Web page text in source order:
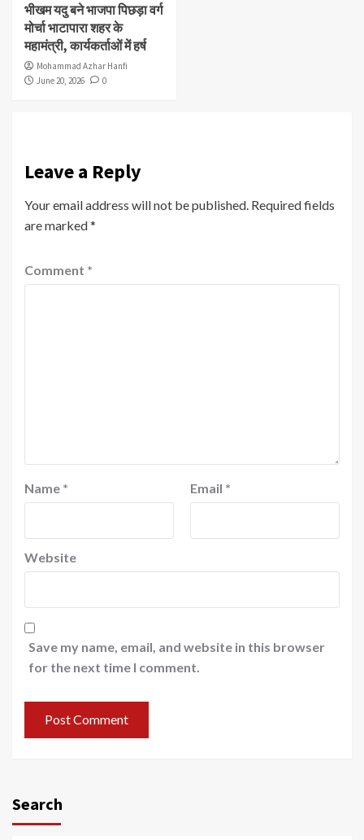
भीखम यदु बने भाजपा पिछड़ा वर्ग
मोर्चा भाटापारा शहर के
महामंत्री, कार्यकर्ताओं में हर्ष
Mohammad Azhar Hanfi
June 20, 2026
0
Leave a Reply
Your email address will not be published. Required fields
are marked*
Comment *
Name * Email *
Website
Save my name, email, and website in this browser
for the next time I comment.
Search